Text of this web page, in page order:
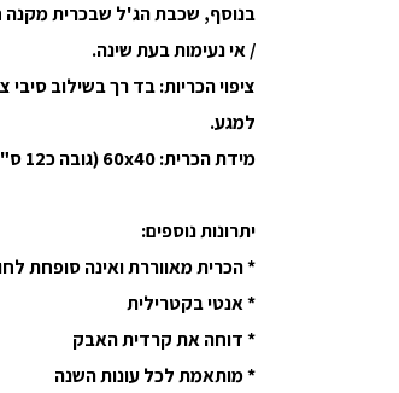
בנוסף, שכבת הג'ל שבכרית מקנה
/ אי נעימות בעת שינה.
ציפוי הכריות: בד רך בשילוב
למגע.
מידת הכרית: 60x40 (גובה כ12 ס"מ)
יתרונות נוספים:
* הכרית מאווררת ואינה סופחת
* אנטי בקטרילית
* דוחה את קרדית האבק
* מותאמת לכל עונות השנה